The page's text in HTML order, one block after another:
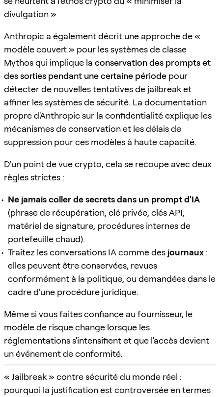
divulgation »
Anthropic a également décrit une approche de «
modèle couvert » pour les systèmes de classe
Mythos qui implique la conservation des prompts et
des sorties pendant une certaine période pour
détecter de nouvelles tentatives de jailbreak et
affiner les systèmes de sécurité. La documentation
propre d'Anthropic sur la confidentialité explique les
mécanismes de conservation et les délais de
suppression pour ces modèles à haute capacité.
D'un point de vue crypto, cela se recoupe avec deux
règles strictes :
Ne jamais coller de secrets dans un prompt d'IA
(phrase de récupération, clé privée, clés API,
matériel de signature, procédures internes de
portefeuille chaud).
Traitez les conversations IA comme des journaux :
elles peuvent être conservées, revues
conformément à la politique, ou demandées dans le
cadre d'une procédure juridique.
Même si vous faites confiance au fournisseur, le
modèle de risque change lorsque les
réglementations s'intensifient et que l'accès devient
un événement de conformité.
« Jailbreak » contre sécurité du monde réel :
pourquoi la justification est controversée en termes